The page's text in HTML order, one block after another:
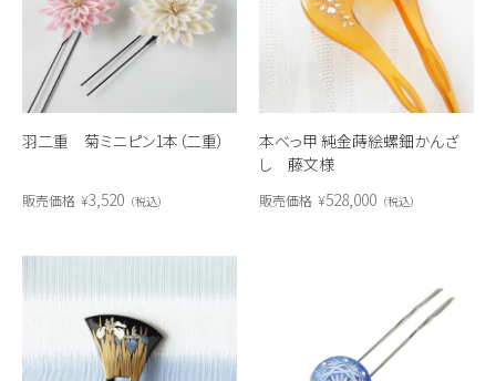
羽二重 菊ミニピン1本（二重）
販売価格 ¥3,520 税込
本べっ甲 純金蒔絵螺鈿かんざ
し 藤文様
販売価格 ¥528,000 税込